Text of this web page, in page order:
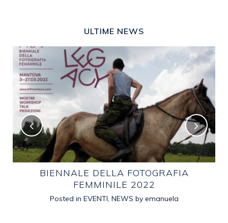
ULTIME NEWS
BIENNALE DELLA FOTOGRAFIA
FEMMINILE 2022
Posted in EVENTI, NEWS by emanuela